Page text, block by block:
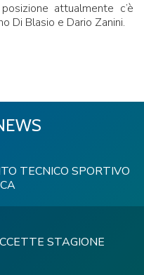
attualmente c’è
Di Blasio e Dario Zanini.
TECNICO SPORTIVO
STAGIONE